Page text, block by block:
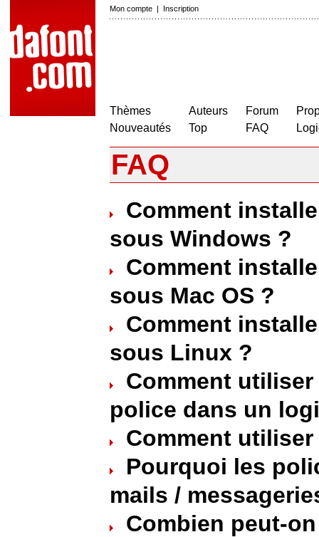
Mon compte | Inscription
Thèmes
Nouveautés
Auteurs
Top
Forum
FAQ
FAQ
Comment
sous Windows ?
Comment
sous Mac OS ?
Comment
sous Linux ?
Comment
police dans un
Comment
Pourquoi les
mails /
Combien peut-